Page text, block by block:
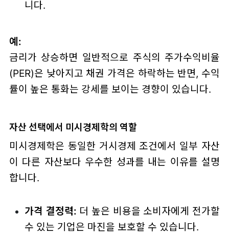
니다.
예:
금리가 상승하면 일반적으로 주식의 주가수익비율
(PER)은 낮아지고 채권 가격은 하락하는 반면, 수익
률이 높은 통화는 강세를 보이는 경향이 있습니다.
자산 선택에서 미시경제학의 역할
미시경제학은 동일한 거시경제 조건에서 일부 자산
이 다른 자산보다 우수한 성과를 내는 이유를 설명
합니다.
가격 결정력: 더 높은 비용을 소비자에게 전가할
수 있는 기업은 마진을 보호할 수 있습니다.